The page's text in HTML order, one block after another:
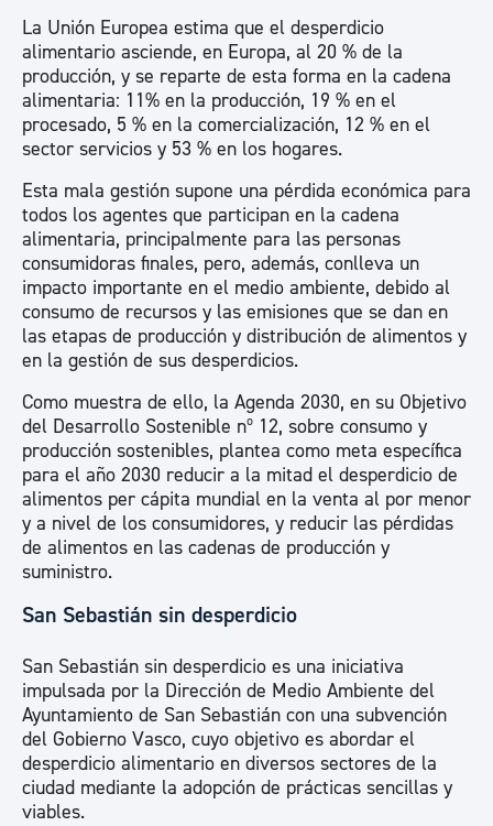
La Unión Europea estima que el desperdicio
alimentario asciende, en Europa, al 20 % de la
producción, y se reparte de esta forma en la cadena
alimentaria: 11% en la producción, 19 % en el
procesado, 5 % en la comercialización, 12 % en el
sector servicios y 53 % en los hogares.
Esta mala gestión supone una pérdida económica para
todos los agentes que participan en la cadena
alimentaria, principalmente para las personas
consumidoras finales, pero, además, conlleva un
impacto importante en el medio ambiente, debido al
consumo de recursos y las emisiones que se dan en
las etapas de producción y distribución de alimentos y
en la gestión de sus desperdicios.
Como muestra de ello, la Agenda 2030, en su Objetivo
del Desarrollo Sostenible nº 12, sobre consumo y
producción sostenibles, plantea como meta específica
para el año 2030 reducir a la mitad el desperdicio de
alimentos per cápita mundial en la venta al por menor
y a nivel de los consumidores, y reducir las pérdidas
de alimentos en las cadenas de producción y
suministro.
San Sebastián sin desperdicio
San Sebastián sin desperdicio es una iniciativa
impulsada por la Dirección de Medio Ambiente del
Ayuntamiento de San Sebastián con una subvención
del Gobierno Vasco, cuyo objetivo es abordar el
desperdicio alimentario en diversos sectores de la
ciudad mediante la adopción de prácticas sencillas y
viables.